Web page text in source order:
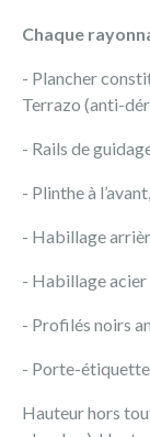
Chaque
- Plancher
Terrazo (anti-
- Rails de
- Plinthe à l’avant,
- Habillage
- Habillage
- Profilés noirs
- Porte-
Hauteur hors